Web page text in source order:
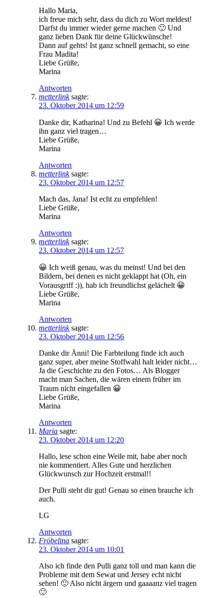
Hallo Maria,
ich freue mich sehr, dass du dich zu Wort meldest!
Darfst du immer wieder gerne machen 🙂 Und
ganz lieben Dank für deine Glückwünsche!
Dann auf gehts! Ist ganz schnell gemacht, so eine
Frau Madita!
Liebe Grüße,
Marina
Antworten
metterlink sagte:
23. Oktober 2014 um 12:59
Danke dir, Katharina! Und zu Befehl 😀 Ich werde
ihn ganz viel tragen…
Liebe Grüße,
Marina
Antworten
metterlink sagte:
23. Oktober 2014 um 12:57
Mach das, Jana! Ist echt zu empfehlen!
Liebe Grüße,
Marina
Antworten
metterlink sagte:
23. Oktober 2014 um 12:57
😀 Ich weiß genau, was du meinst! Und bei den
Bildern, bei denen es nicht geklappt hat (Oh, ein
Vorausgriff :)), hab ich freundlichst gelächelt 😀
Liebe Grüße,
Marina
Antworten
metterlink sagte:
23. Oktober 2014 um 12:56
Danke dir Änni! Die Farbteilung finde ich auch
ganz super, aber meine Stoffwahl halt leider nicht…
Ja die Geschichte zu den Fotos… Als Blogger
macht man Sachen, die wären einem früher im
Traum nicht eingefallen 😀
Liebe Grüße,
Marina
Antworten
Maria sagte:
23. Oktober 2014 um 12:20
Hallo, lese schon eine Weile mit, habe aber noch
nie kommentiert. Alles Gute und herzlichen
Glückwunsch zur Hochzeit erstmal!!
Der Pulli steht dir gut! Genau so einen brauche ich
auch.
LG
Antworten
Fröbelina sagte:
23. Oktober 2014 um 10:01
Also ich finde den Pulli ganz toll und man kann die
Probleme mit dem Sewat und Jersey echt nicht
sehen! 🙂 Also nicht ärgern und gaaaanz viel tragen
🙂